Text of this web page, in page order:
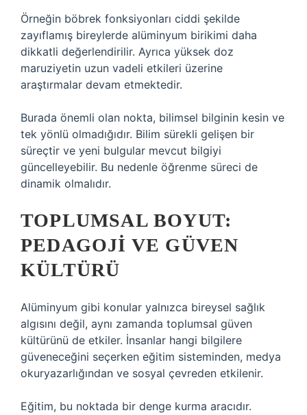
Örneğin böbrek fonksiyonları ciddi şekilde
zayıflamış bireylerde alüminyum birikimi daha
dikkatli değerlendirilir. Ayrıca yüksek doz
maruziyetin uzun vadeli etkileri üzerine
araştırmalar devam etmektedir.
Burada önemli olan nokta, bilimsel bilginin kesin ve
tek yönlü olmadığıdır. Bilim sürekli gelişen bir
süreçtir ve yeni bulgular mevcut bilgiyi
güncelleyebilir. Bu nedenle öğrenme süreci de
dinamik olmalıdır.
TOPLUMSAL BOYUT:
PEDAGOJI VE GÜVEN
KÜLTÜRÜ
Alüminyum gibi konular yalnızca bireysel sağlık
algısını değil, aynı zamanda toplumsal güven
kültürünü de etkiler. İnsanlar hangi bilgilere
güveneceğini seçerken eğitim sisteminden, medya
okuryazarlığından ve sosyal çevreden etkilenir.
Eğitim, bu noktada bir denge kurma aracıdır.